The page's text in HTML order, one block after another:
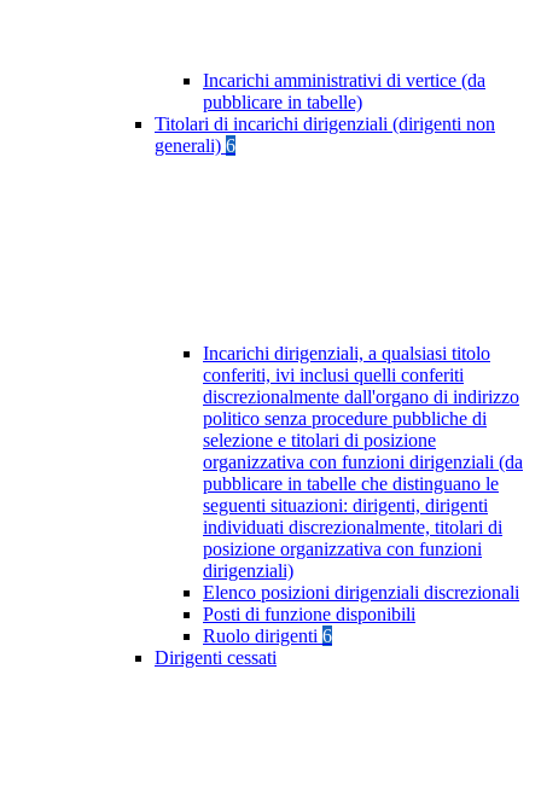
Incarichi amministrativi di vertice (da
pubblicare in tabelle)
Titolari di incarichi dirigenziali (dirigenti non
generali) 6
Incarichi dirigenziali, a qualsiasi titolo
conferiti, ivi inclusi quelli conferiti
discrezionalmente dall'organo di indirizzo
politico senza procedure pubbliche di
selezione e titolari di posizione
organizzativa con funzioni dirigenziali (da
pubblicare in tabelle che distinguano le
seguenti situazioni: dirigenti, dirigenti
individuati discrezionalmente, titolari di
posizione organizzativa con funzioni
dirigenziali)
Elenco posizioni dirigenziali discrezionali
Posti di funzione disponibili
Ruolo dirigenti 6
Dirigenti cessati